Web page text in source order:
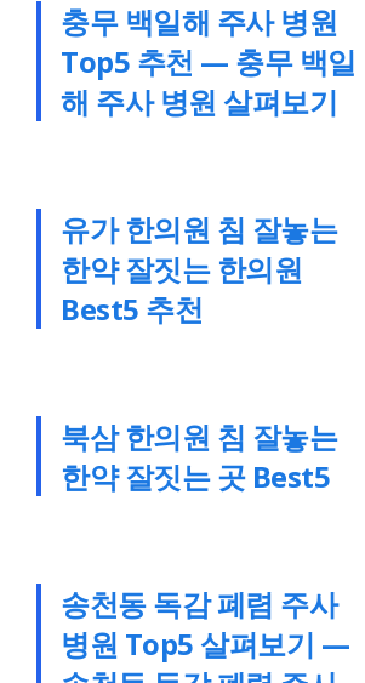
충무 백일해 주사 병원
Top5 추천 — 충무 백일
해 주사 병원 살펴보기
유가 한의원 침 잘놓는
한약 잘짓는 한의원
Best5 추천
북삼 한의원 침 잘놓는
한약 잘짓는 곳 Best5
송천동 독감 폐렴 주사
병원 Top5 살펴보기 —